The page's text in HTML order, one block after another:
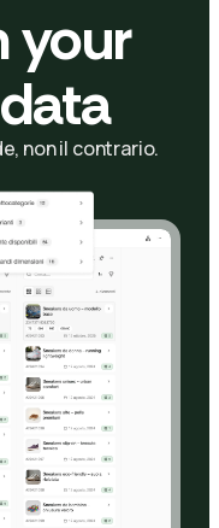
your
non il contrario.